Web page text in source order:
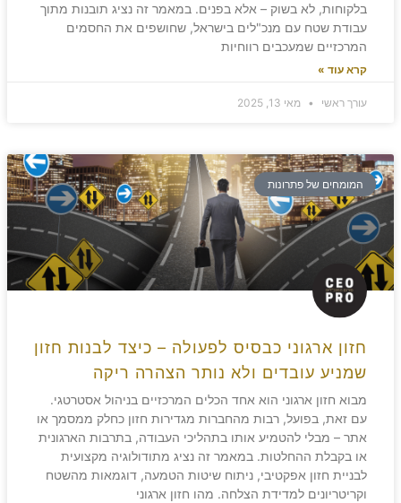
בלקוחות, לא בשוק – אלא בפנים. במאמר זה נציג תובנות מתוך
עבודת שטח עם מנכ"לים בישראל, שחושפים את החסמים
המרכזיים שמעכבים רווחיות
קרא עוד »
עורך ראשי מאי 13, 2025
המומחים של פתרונות
חזון ארגוני כבסיס לפעולה – כיצד לבנות חזון
שמניע עובדים ולא נותר הצהרה ריקה
מבוא חזון ארגוני הוא אחד הכלים המרכזיים בניהול אסטרטגי.
עם זאת, בפועל, רבות מהחברות מגדירות חזון כחלק ממסמך או
אתר – מבלי להטמיע אותו בתהליכי העבודה, בתרבות הארגונית
או בקבלת ההחלטות. במאמר זה נציג מתודולוגיה מקצועית
לבניית חזון אפקטיבי, ניתוח שיטות הטמעה, דוגמאות מהשטח
וקריטריונים למדידת הצלחה. מהו חזון ארגוני